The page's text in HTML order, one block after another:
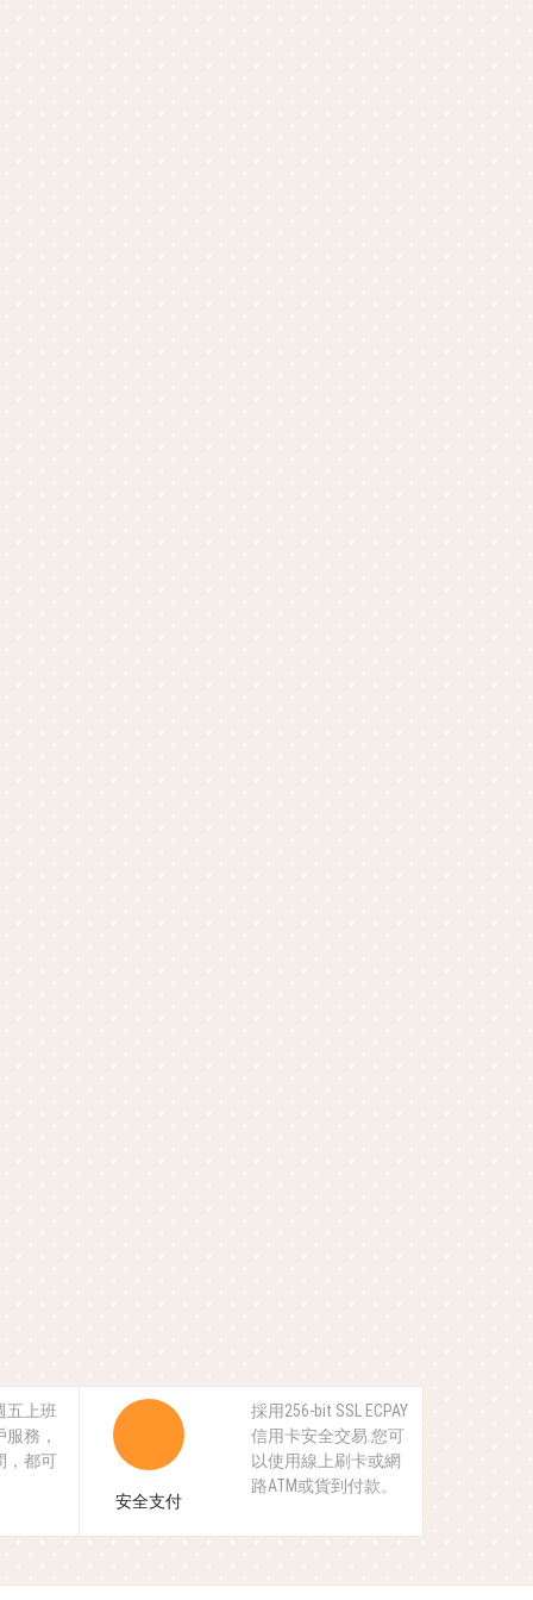
五上班
務，
，都可
安全支付
採用256-bit SSL ECPAY
信用卡安全交易.您可
以使用線上刷卡或網
路ATM或貨到付款。